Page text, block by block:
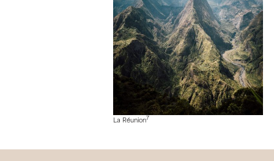
La Réunion7